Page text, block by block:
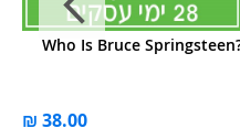
Who Is Bruce